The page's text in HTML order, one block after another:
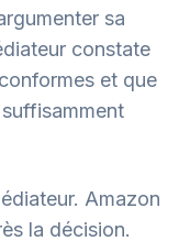
sa
constate
et que
Amazon
la décision.